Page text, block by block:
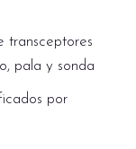
transceptores
pala y sonda
por